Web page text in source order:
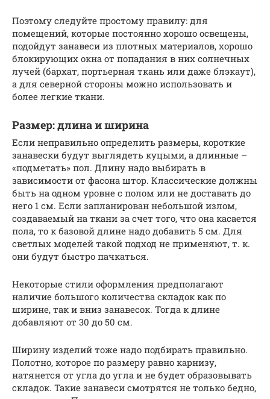
Поэтому следуйте простому правилу: для
помещений, которые постоянно хорошо освещены,
подойдут занавеси из плотных материалов, хорошо
блокирующих окна от попадания в них солнечных
лучей (бархат, портьерная ткань или даже блэкаут),
а для северной стороны можно использовать и
более легкие ткани.
Размер: длина и ширина
Если неправильно определить размеры, короткие
занавески будут выглядеть куцыми, а длинные –
«подметать» пол. Длину надо выбирать в
зависимости от фасона штор. Классические должны
быть на одном уровне с полом или не доставать до
него 1 см. Если запланирован небольшой излом,
создаваемый на ткани за счет того, что она касается
пола, то к базовой длине надо добавить 5 см. Для
светлых моделей такой подход не применяют, т. к.
они будут быстро пачкаться.
Некоторые стили оформления предполагают
наличие большого количества складок как по
ширине, так и вниз занавесок. Тогда к длине
добавляют от 30 до 50 см.
Ширину изделий тоже надо подбирать правильно.
Полотно, которое по размеру равно карнизу,
натянется от угла до угла и не будет образовывать
складок. Такие занавеси смотрятся не только бедно,